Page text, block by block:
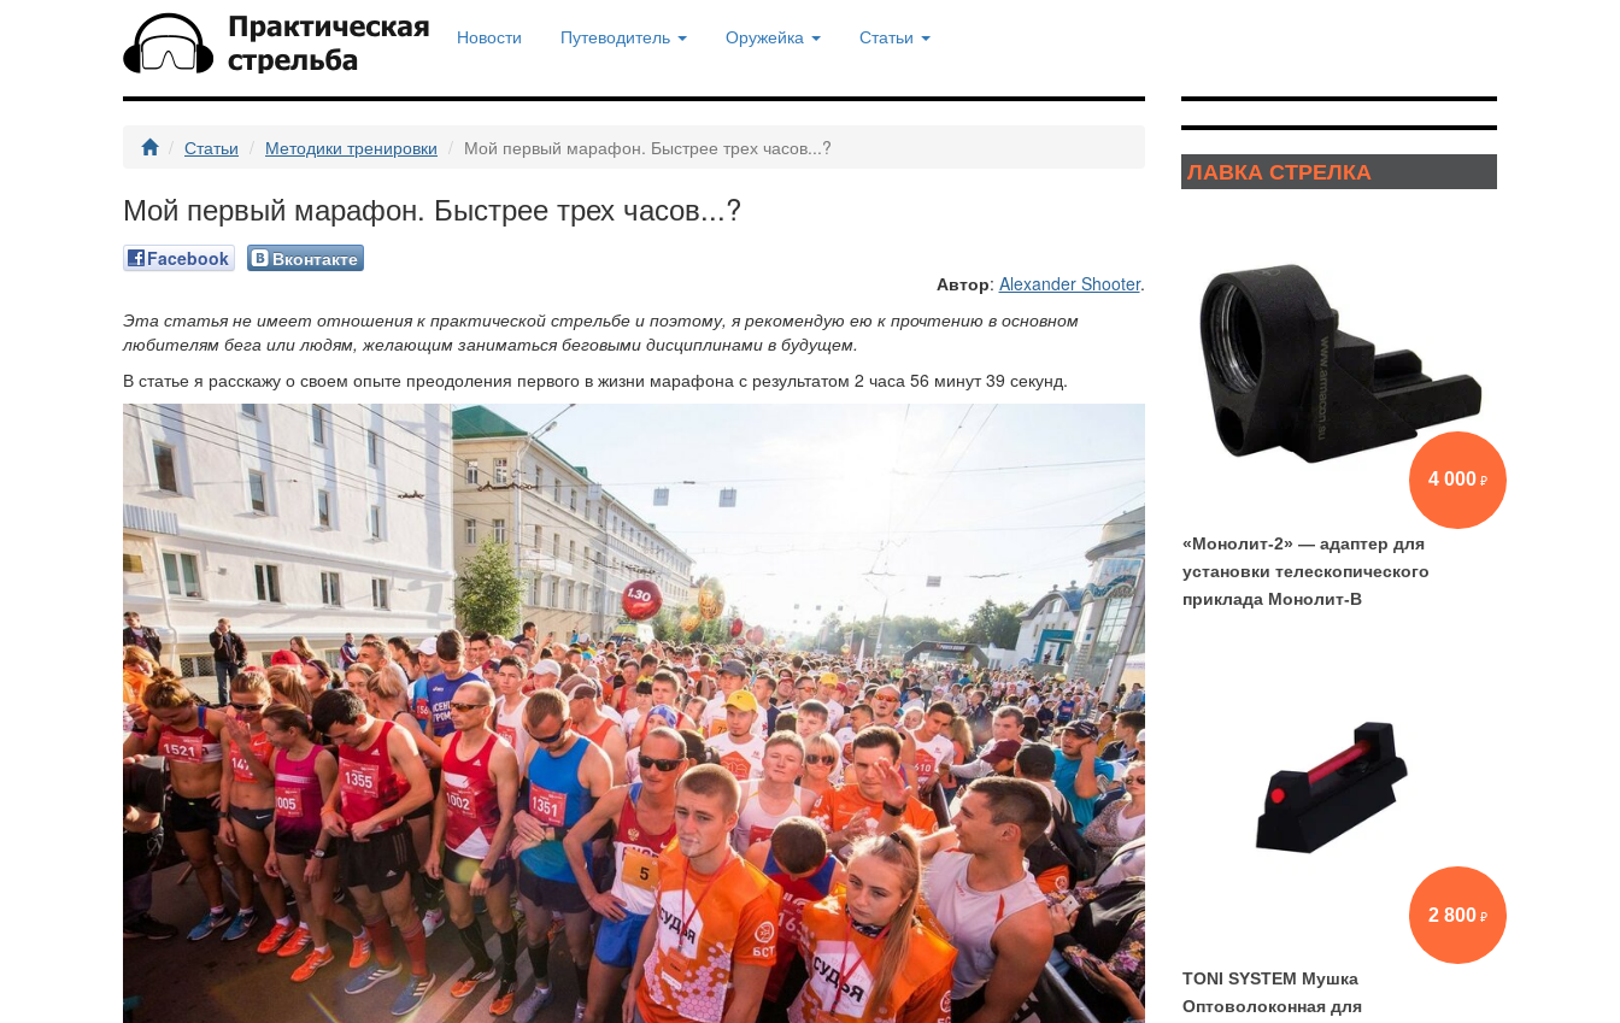
Новости Путеводитель Оружейка Статьи
Статьи Методики тренировки Мой первый марафон. Быстрее трех часов...?
Мой первый марафон. Быстрее трех часов...?
Facebook
Вконтакте
Автор: Alexander Shooter.
Эта статья не имеет отношения к практической стрельбе и поэтому, я рекомендую ею к прочтению в основном
любителям бега или людям, желающим заниматься беговыми дисциплинами в будущем.
В статье я расскажу о своем опыте преодоления первого в жизни марафона с результатом 2 часа 56 минут 39 секунд.
ЛАВКА СТРЕЛКА
4 000
«Монолит-2» — адаптер для
установки телескопического
приклада Монолит-В
2 800
TONI SYSTEM Мушка
Оптоволоконная для